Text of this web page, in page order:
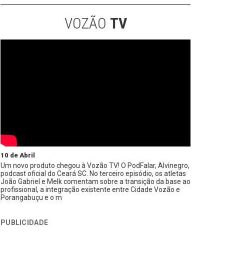
VOZÃO TV
10 de Abril
Um novo produto chegou à Vozão TV! O PodFalar, Alvinegro,
podcast oficial do Ceará SC. No terceiro episódio, os atletas
João Gabriel e Melk comentam sobre a transição da base ao
profissional, a integração existente entre Cidade Vozão e
Porangabuçu e o m
PUBLICIDADE